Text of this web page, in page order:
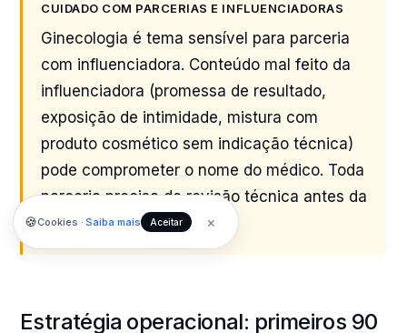
CUIDADO COM PARCERIAS E INFLUENCIADORAS
Ginecologia é tema sensível para parceria
com influenciadora. Conteúdo mal feito da
influenciadora (promessa de resultado,
exposição de intimidade, mistura com
produto cosmético sem indicação técnica)
pode comprometer o nome do médico. Toda
parceria precisa de revisão técnica antes da
publicação.
Estratégia operacional: primeiros 90
🍪Cookies ·Saiba mais Aceitar ×